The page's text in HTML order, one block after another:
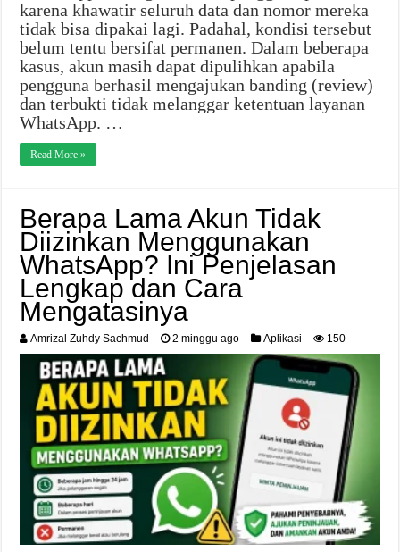
karena khawatir seluruh data dan nomor mereka
tidak bisa dipakai lagi. Padahal, kondisi tersebut
belum tentu bersifat permanen. Dalam beberapa
kasus, akun masih dapat dipulihkan apabila
pengguna berhasil mengajukan banding (review)
dan terbukti tidak melanggar ketentuan layanan
WhatsApp. …
Read More »
Berapa Lama Akun Tidak
Diizinkan Menggunakan
WhatsApp? Ini Penjelasan
Lengkap dan Cara
Mengatasinya
Amrizal Zuhdy Sachmud 2 minggu ago Aplikasi 150